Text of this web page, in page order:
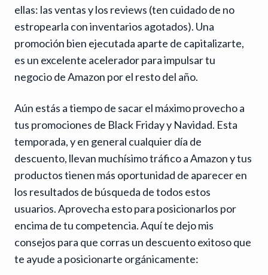
ellas: las ventas y los reviews (ten cuidado de no
estropearla con inventarios agotados). Una
promoción bien ejecutada aparte de capitalizarte,
es un excelente acelerador para impulsar tu
negocio de Amazon por el resto del año.
Aún estás a tiempo de sacar el máximo provecho a
tus promociones de Black Friday y Navidad. Esta
temporada, y en general cualquier día de
descuento, llevan muchísimo tráfico a Amazon y tus
productos tienen más oportunidad de aparecer en
los resultados de búsqueda de todos estos
usuarios. Aprovecha esto para posicionarlos por
encima de tu competencia. Aquí te dejo mis
consejos para que corras un descuento exitoso que
te ayude a posicionarte orgánicamente: